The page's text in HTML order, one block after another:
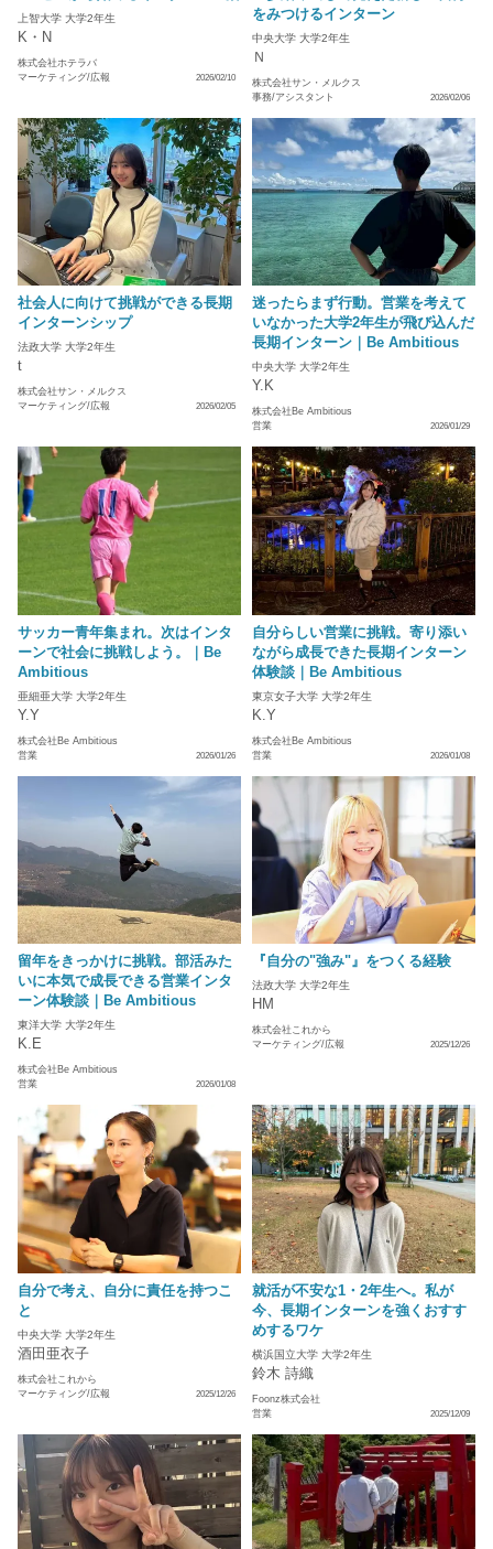
上智大学 大学2年生
K・N
株式会社ホテラバ
マーケティング/広報
2026/02/10
をみつけるインターン
中央大学 大学2年生
Ｎ
株式会社サン・メルクス
事務/アシスタント
2026/02/06
社会人に向けて挑戦ができる長期
インターンシップ
法政大学 大学2年生
t
株式会社サン・メルクス
マーケティング/広報
2026/02/05
迷ったらまず行動。営業を考えて
いなかった大学2年生が飛び込んだ
長期インターン｜Be Ambitious
中央大学 大学2年生
Y.K
株式会社Be Ambitious
営業
2026/01/29
サッカー青年集まれ。次はインタ
ーンで社会に挑戦しよう。｜Be
Ambitious
亜細亜大学 大学2年生
Y.Y
株式会社Be Ambitious
営業
2026/01/26
自分らしい営業に挑戦。寄り添い
ながら成長できた長期インターン
体験談｜Be Ambitious
東京女子大学 大学2年生
K.Y
株式会社Be Ambitious
営業
2026/01/08
留年をきっかけに挑戦。部活みた
いに本気で成長できる営業インタ
ーン体験談｜Be Ambitious
東洋大学 大学2年生
K.E
株式会社Be Ambitious
営業
2026/01/08
『自分の"強み"』をつくる経験
法政大学 大学2年生
HM
株式会社これから
マーケティング/広報
2025/12/26
自分で考え、自分に責任を持つこ
と
中央大学 大学2年生
酒田亜衣子
株式会社これから
マーケティング/広報
2025/12/26
就活が不安な1・2年生へ。私が
今、長期インターンを強くおすす
めするワケ
横浜国立大学 大学2年生
鈴木 詩織
Foonz株式会社
営業
2025/12/09